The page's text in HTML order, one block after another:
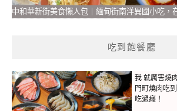
中和華新街美食懶人包｜緬甸街南洋異國小吃，
吃到飽餐廳
我 就厲害燒
門町燒肉吃
吃過癮！